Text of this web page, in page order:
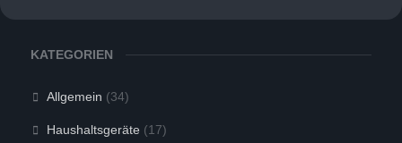
KATEGORIEN
Allgemein (34)
Haushaltsgeräte (17)